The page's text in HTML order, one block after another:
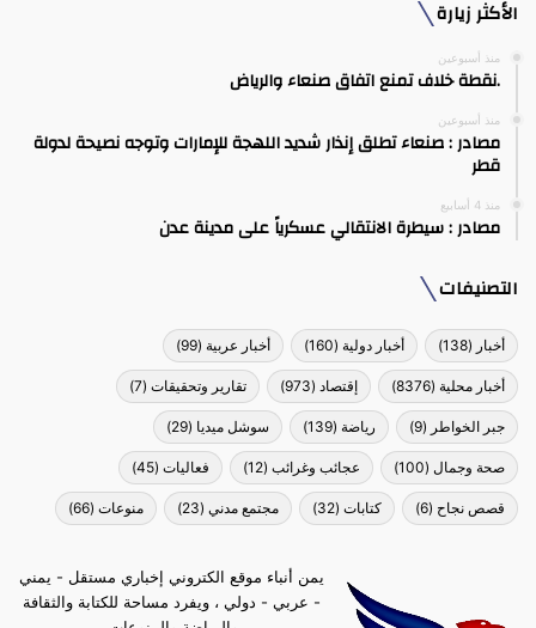
الأكثر زيارة
منذ أسبوعين
.نقطة خلاف تمنع اتفاق صنعاء والرياض
منذ أسبوعين
مصادر : صنعاء تطلق إنذار شديد اللهجة للإمارات وتوجه نصيحة لدولة
قطر
منذ 4 أسابيع
مصادر : سيطرة الانتقالي عسكرياً على مدينة عدن
التصنيفات
أخبار (138) أخبار دولية (160) أخبار عربية (99)
أخبار محلية (8376) إقتصاد (973) تقارير وتحقيقات (7)
جبر الخواطر (9) رياضة (139) سوشل ميديا (29)
صحة وجمال (100) عجائب وغرائب (12) فعاليات (45)
قصص نجاح (6) كتابات (32) مجتمع مدني (23) منوعات (66)
يمن أنباء موقع الكتروني إخباري مستقل - يمني
- عربي - دولي ، ويفرد مساحة للكتابة والثقافة